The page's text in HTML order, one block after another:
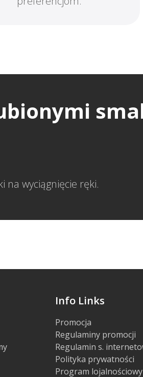
na wyciągnięcie ręki.
Info Links
Promocja
Regulaminy promocji
Regulamin s.
Polityka prywatności
Program lojalnościowy